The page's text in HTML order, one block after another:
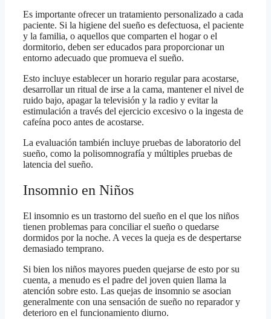
Es importante ofrecer un tratamiento personalizado a cada
paciente. Si la higiene del sueño es defectuosa, el paciente
y la familia, o aquellos que comparten el hogar o el
dormitorio, deben ser educados para proporcionar un
entorno adecuado que promueva el sueño.
Esto incluye establecer un horario regular para acostarse,
desarrollar un ritual de irse a la cama, mantener el nivel de
ruido bajo, apagar la televisión y la radio y evitar la
estimulación a través del ejercicio excesivo o la ingesta de
cafeína poco antes de acostarse.
La evaluación también incluye pruebas de laboratorio del
sueño, como la polisomnografía y múltiples pruebas de
latencia del sueño.
Insomnio en Niños
El insomnio es un trastorno del sueño en el que los niños
tienen problemas para conciliar el sueño o quedarse
dormidos por la noche. A veces la queja es de despertarse
demasiado temprano.
Si bien los niños mayores pueden quejarse de esto por su
cuenta, a menudo es el padre del joven quien llama la
atención sobre esto. Las quejas de insomnio se asocian
generalmente con una sensación de sueño no reparador y
deterioro en el funcionamiento diurno.